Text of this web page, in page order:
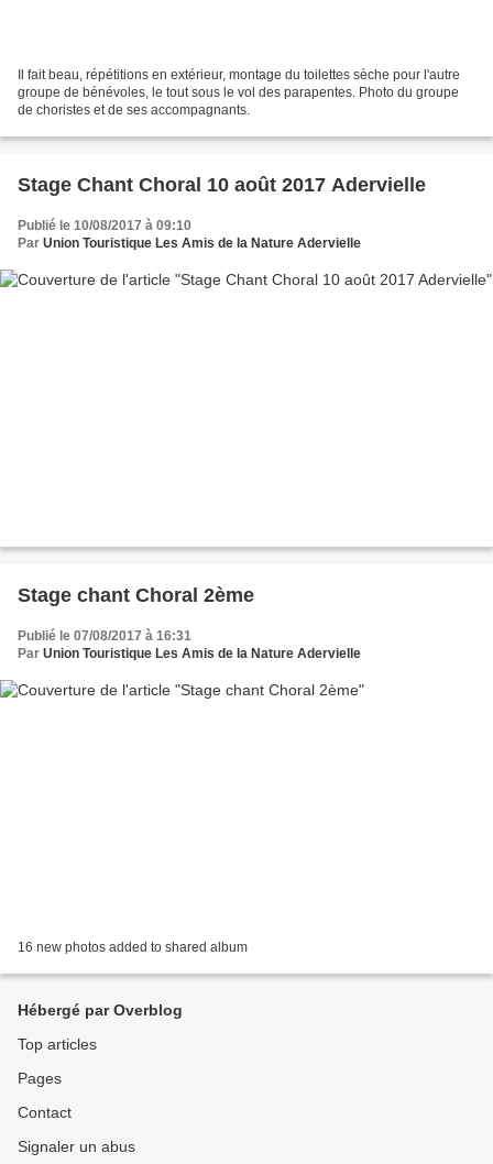
Il fait beau, répétitions en extérieur, montage du toilettes sèche pour l'autre
groupe de bénévoles, le tout sous le vol des parapentes. Photo du groupe
de choristes et de ses accompagnants.
Stage Chant Choral 10 août 2017 Adervielle
Publié le 10/08/2017 à 09:10
Par Union Touristique Les Amis de la Nature Adervielle
Stage chant Choral 2ème
Publié le 07/08/2017 à 16:31
Par Union Touristique Les Amis de la Nature Adervielle
16 new photos added to shared album
Hébergé par Overblog
Top articles
Pages
Contact
Signaler un abus